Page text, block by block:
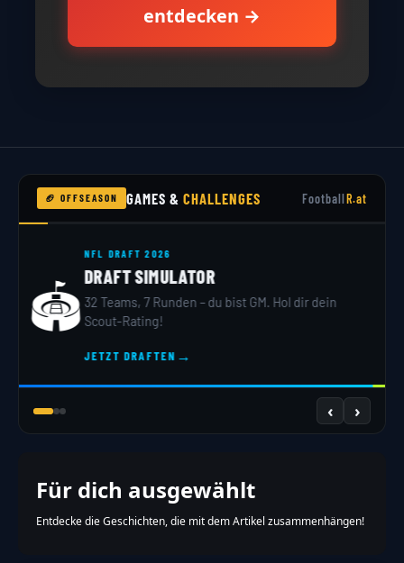
entdecken →
🏈 OFFSEASON GAMES &CHALLENGES FootballR.at
🏟️
NFL DRAFT 2026
DRAFT SIMULATOR
32 Teams, 7 Runden – du bist GM. Hol dir dein
Scout-Rating!
JETZT DRAFTEN→
‹ ›
Für dich ausgewählt
Entdecke die Geschichten, die mit dem Artikel zusammenhängen!